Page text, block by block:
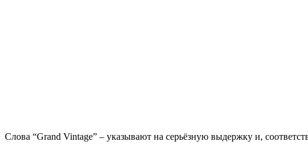
Слова “Grand Vintage” – указывают на серьёзную выдержку и,